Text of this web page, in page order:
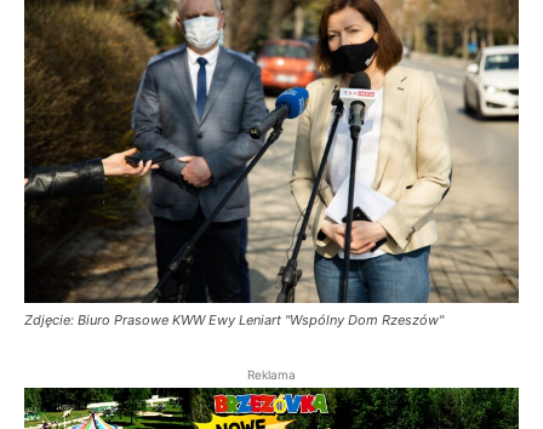
Zdjęcie: Biuro Prasowe KWW Ewy Leniart "Wspólny Dom Rzeszów"
Reklama